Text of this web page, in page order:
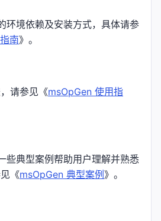
环境依赖及安装方式，具体请参
南》。
请参见《msOpGen 使用指
些典型案例帮助用户理解并熟悉
《msOpGen 典型案例 》。